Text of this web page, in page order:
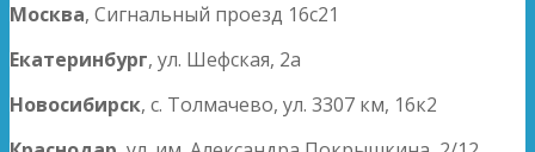
Москва, Сигнальный проезд 16с21
Екатеринбург, ул. Шефская, 2а
Новосибирск, с. Толмачево, ул. 3307 км, 16к2